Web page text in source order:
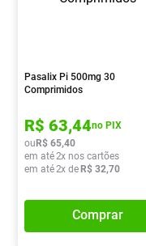
Pasalix Pi 500mg 30
Comprimidos
R$ 63,44no PIX
ouR$ 65,40
em até2x nos cartões
em até2x deR$ 32,70
Comprar
9º Vitamina D
10 º Soro Fisiológico